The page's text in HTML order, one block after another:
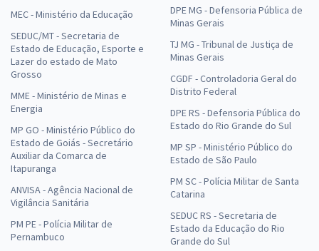
MEC - Ministério da Educação
SEDUC/MT - Secretaria de
Estado de Educação, Esporte e
Lazer do estado de Mato
Grosso
MME - Ministério de Minas e
Energia
MP GO - Ministério Público do
Estado de Goiás - Secretário
Auxiliar da Comarca de
Itapuranga
ANVISA - Agência Nacional de
Vigilância Sanitária
PM PE - Polícia Militar de
Pernambuco
DPE MG - Defensoria Pública de
Minas Gerais
TJ MG - Tribunal de Justiça de
Minas Gerais
CGDF - Controladoria Geral do
Distrito Federal
DPE RS - Defensoria Pública do
Estado do Rio Grande do Sul
MP SP - Ministério Público do
Estado de São Paulo
PM SC - Polícia Militar de Santa
Catarina
SEDUC RS - Secretaria de
Estado da Educação do Rio
Grande do Sul